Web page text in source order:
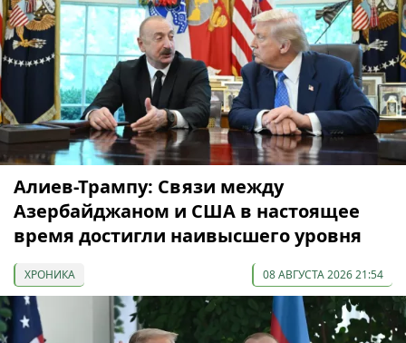
Алиев-Трампу: Связи между
Азербайджаном и США в настоящее
время достигли наивысшего уровня
ХРОНИКА 08 АВГУСТА 2026 21:54